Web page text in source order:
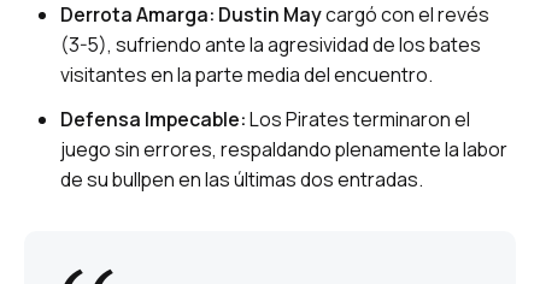
Derrota Amarga: Dustin Maycargó con el revés
(3-5), sufriendo ante la agresividad de los bates
visitantes en la parte media del encuentro.
Defensa Impecable:Los Pirates terminaron el
juego sin errores, respaldando plenamente la labor
de su bullpen en las últimas dos entradas.